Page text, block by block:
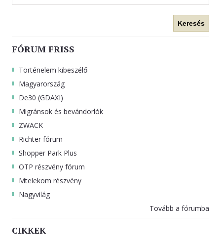
Keresés
FÓRUM FRISS
Történelem kibeszélő
Magyarország
De30 (GDAXI)
Migránsok és bevándorlók
ZWACK
Richter fórum
Shopper Park Plus
OTP részvény fórum
Mtelekom részvény
Nagyvilág
Tovább a fórumba
CIKKEK